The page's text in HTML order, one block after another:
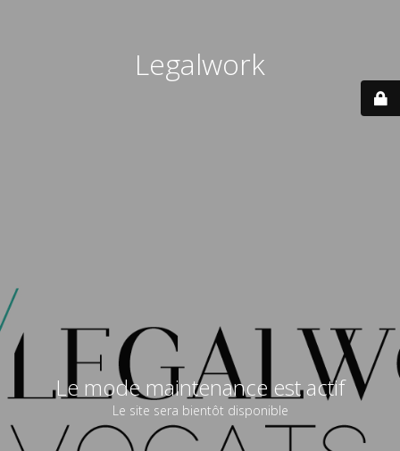
Legalwork
Le mode maintenance est actif
Le site sera bientôt disponible